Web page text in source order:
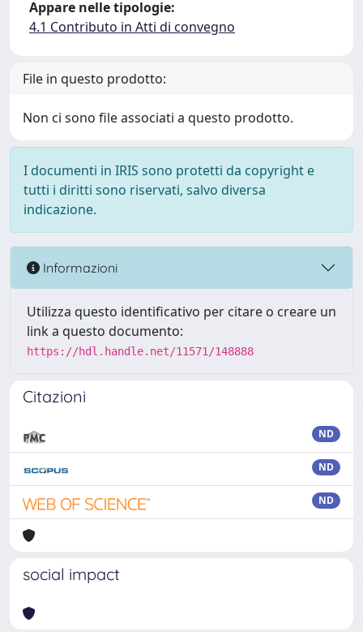
Appare nelle tipologie:
4.1 Contributo in Atti di convegno
File in questo prodotto:
Non ci sono file associati a questo prodotto.
I documenti in IRIS sono protetti da copyright e
tutti i diritti sono riservati, salvo diversa
indicazione.
Informazioni
Utilizza questo identificativo per citare o creare un
link a questo documento:
https://hdl.handle.net/11571/148888
Citazioni
ND
ND
ND
social impact